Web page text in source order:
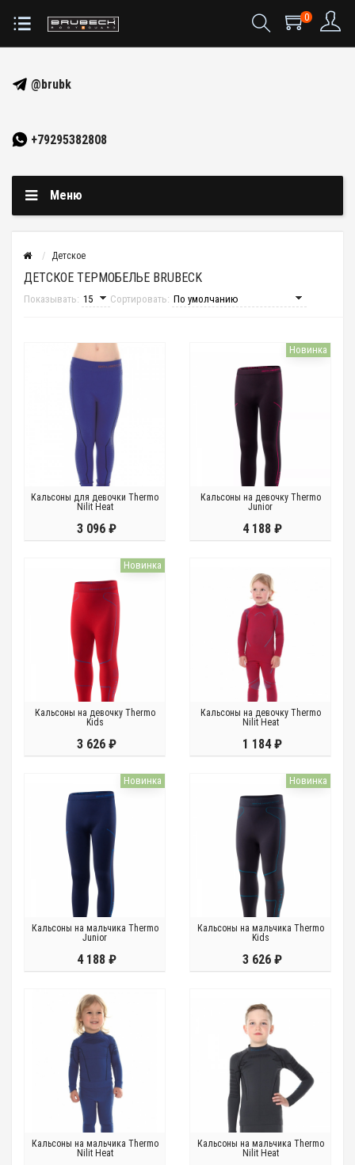
0
@brubk
+79295382808
Меню
Детское
ДЕТСКОЕ ТЕРМОБЕЛЬЕ BRUBECK
Показывать: Сортировать:
Кальсоны для девочки Thermo
Nilit Heat
3 096 ₽
Новинка
Кальсоны на девочку Thermo
Junior
4 188 ₽
Новинка
Кальсоны на девочку Thermo
Kids
3 626 ₽
Кальсоны на девочку Thermo
Nilit Heat
1 184 ₽
Новинка
Кальсоны на мальчика Thermo
Junior
4 188 ₽
Новинка
Кальсоны на мальчика Thermo
Kids
3 626 ₽
Кальсоны на мальчика Thermo
Nilit Heat
Кальсоны на мальчика Thermo
Nilit Heat